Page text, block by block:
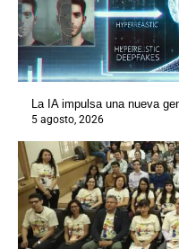
La IA impulsa una nueva
5 agosto, 2026